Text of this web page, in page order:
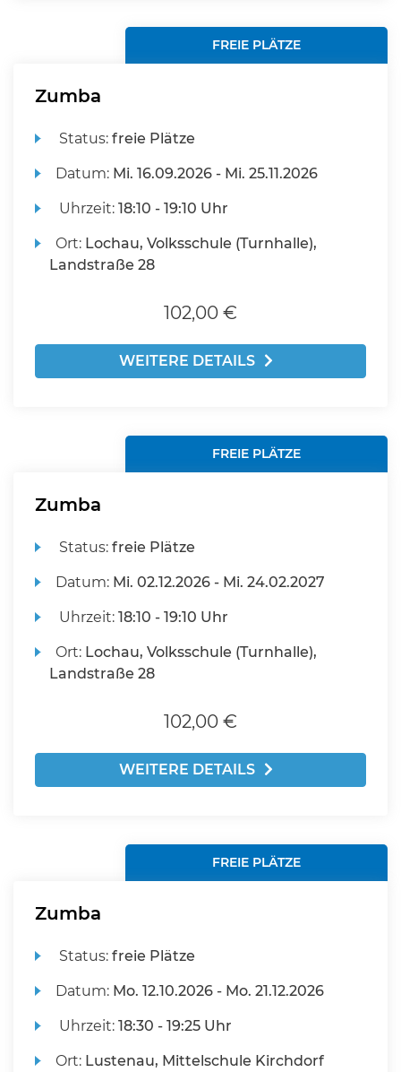
FREIE PLÄTZE
Zumba
Status:freie Plätze
Datum: Mi. 16.09.2026 - Mi. 25.11.2026
Uhrzeit:18:10 - 19:10 Uhr
Ort: Lochau, Volksschule (Turnhalle),
Landstraße 28
102,00 €
WEITERE DETAILS
FREIE PLÄTZE
Zumba
Status:freie Plätze
Datum: Mi. 02.12.2026 - Mi. 24.02.2027
Uhrzeit:18:10 - 19:10 Uhr
Ort: Lochau, Volksschule (Turnhalle),
Landstraße 28
102,00 €
WEITERE DETAILS
FREIE PLÄTZE
Zumba
Status:freie Plätze
Datum: Mo. 12.10.2026 - Mo. 21.12.2026
Uhrzeit:18:30 - 19:25 Uhr
Ort: Lustenau, Mittelschule Kirchdorf